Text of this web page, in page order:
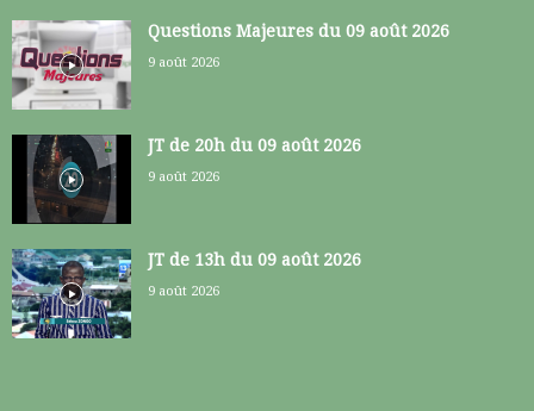
Questions Majeures du 09 août 2026
9 août 2026
JT de 20h du 09 août 2026
9 août 2026
JT de 13h du 09 août 2026
9 août 2026